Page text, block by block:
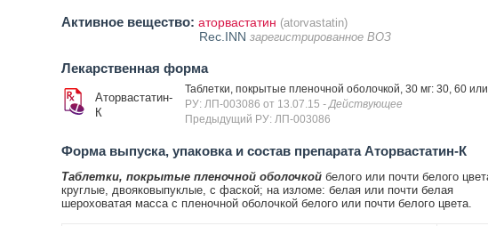
Активное вещество: аторвастатин (atorvastatin)
Rec.INN зарегистрированное ВОЗ
Лекарственная форма
Аторвастатин-
К
Таблетки, покрытые пленочной оболочкой, 30 мг: 30, 60
РУ: ЛП-003086 от 13.07.15 - Действующее
Предыдущий РУ: ЛП-003086
Форма выпуска, упаковка и состав препарата Аторвастатин-К
Таблетки, покрытые пленочной оболочкойбелого или почти белого
круглые, двояковыпуклые, с фаской; на изломе: белая или почти белая
шероховатая масса с пленочной оболочкой белого или почти белого цвета.